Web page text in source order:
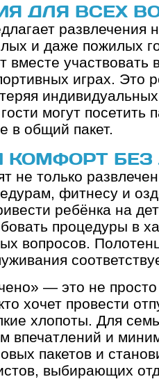
ДЛЯ ВСЕХ
развлечения
и даже пожилых
вместе участвовать
играх. Это
могут посетить
в общий пакет.
КОМФОРТ БЕЗ
не только
фитнесу и
ребёнка на
процедуры в
вопросов.
— это не
хочет провести
хлопоты. Для
впечатлений и
пакетов и
выбирающих